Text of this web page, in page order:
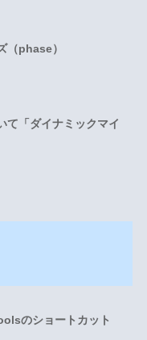
（phase）
て「ダイナミックマイ
のショートカット